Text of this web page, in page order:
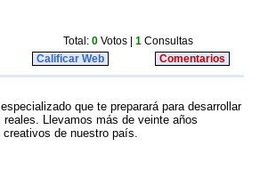
Total: 0 Votos | 1 Consultas
Calificar Web Comentarios
que te preparará para desarrollar
Llevamos más de veinte años
de nuestro país.